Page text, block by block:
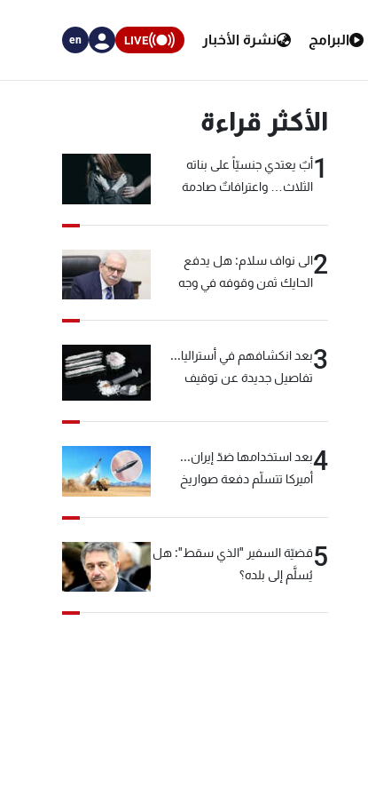
البرامج نشرة الأخبار LIVE
en
الأكثر قراءة
1أبٌ يعتدي جنسيّاً على بناته
الثلاث… واعترافاتٌ صادمة
2الى نواف سلام: هل يدفع
الحايك ثمن وقوفه في وجه
3بعد انكشافهم في أستراليا...
تفاصيل جديدة عن توقيف
4بعد استخدامها ضدّ إيران...
أميركا تتسلّم دفعة صواريخ
5قضيّة السفير "الذي سقط": هل
يُسلَّم إلى بلده؟